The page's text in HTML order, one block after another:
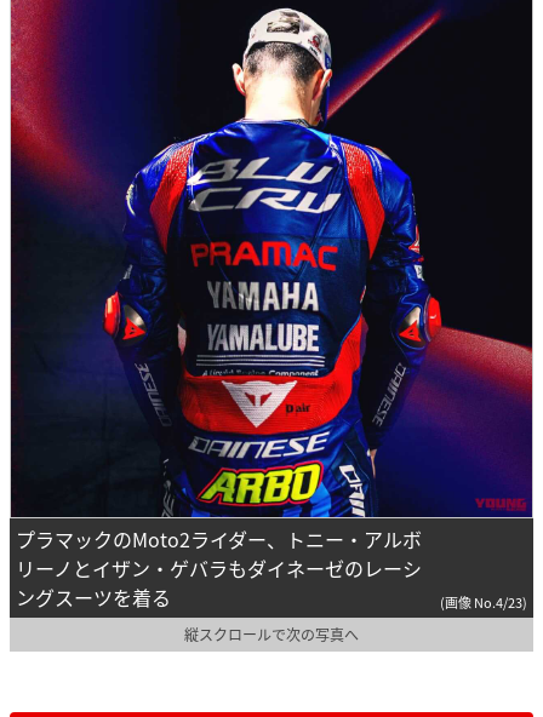
プラマックのMoto2ライダー、トニー・アルボ
リーノとイザン・ゲバラもダイネーゼのレーシ
ングスーツを着る
(画像 No.4/23)
縦スクロールで次の写真へ